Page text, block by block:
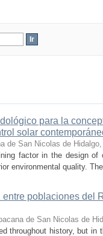
para la
solar
de San Nicolas de Hidalgo,
factor in the design of
environmental quality.
poblaciones del
de San Nicolas de
throughout history, but in